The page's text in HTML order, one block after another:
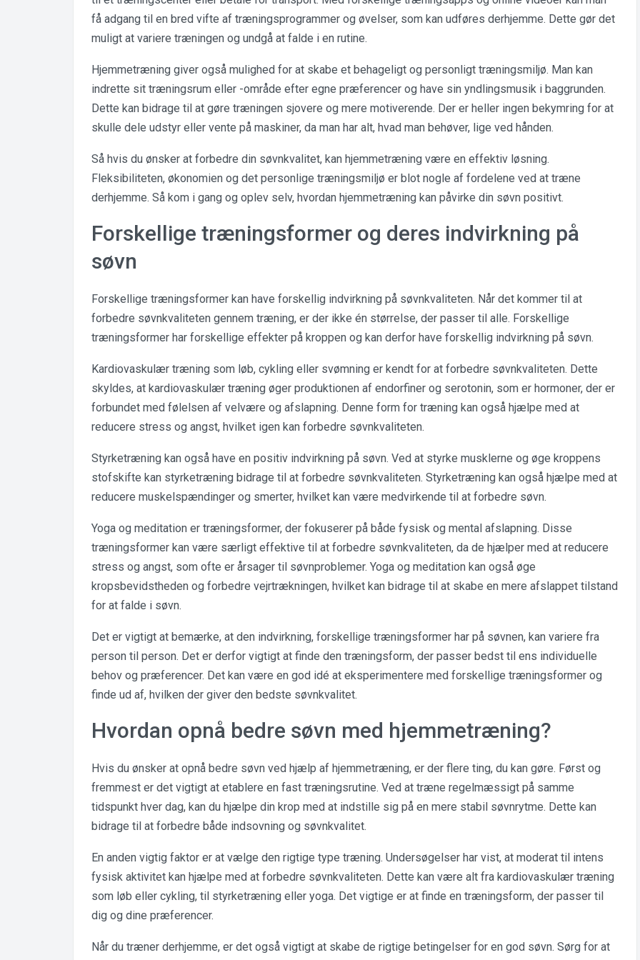
få adgang til en bred vifte af træningsprogrammer og øvelser, som kan udføres derhjemme. Dette gør det
muligt at variere træningen og undgå at falde i en rutine.
Hjemmetræning giver også mulighed for at skabe et behageligt og personligt træningsmiljø. Man kan
indrette sit træningsrum eller -område efter egne præferencer og have sin yndlingsmusik i baggrunden.
Dette kan bidrage til at gøre træningen sjovere og mere motiverende. Der er heller ingen bekymring for at
skulle dele udstyr eller vente på maskiner, da man har alt, hvad man behøver, lige ved hånden.
Så hvis du ønsker at forbedre din søvnkvalitet, kan hjemmetræning være en effektiv løsning.
Fleksibiliteten, økonomien og det personlige træningsmiljø er blot nogle af fordelene ved at træne
derhjemme. Så kom i gang og oplev selv, hvordan hjemmetræning kan påvirke din søvn positivt.
Forskellige træningsformer og deres indvirkning på
søvn
Forskellige træningsformer kan have forskellig indvirkning på søvnkvaliteten. Når det kommer til at
forbedre søvnkvaliteten gennem træning, er der ikke én størrelse, der passer til alle. Forskellige
træningsformer har forskellige effekter på kroppen og kan derfor have forskellig indvirkning på søvn.
Kardiovaskulær træning som løb, cykling eller svømning er kendt for at forbedre søvnkvaliteten. Dette
skyldes, at kardiovaskulær træning øger produktionen af endorfiner og serotonin, som er hormoner, der er
forbundet med følelsen af velvære og afslapning. Denne form for træning kan også hjælpe med at
reducere stress og angst, hvilket igen kan forbedre søvnkvaliteten.
Styrketræning kan også have en positiv indvirkning på søvn. Ved at styrke musklerne og øge kroppens
stofskifte kan styrketræning bidrage til at forbedre søvnkvaliteten. Styrketræning kan også hjælpe med at
reducere muskelspændinger og smerter, hvilket kan være medvirkende til at forbedre søvn.
Yoga og meditation er træningsformer, der fokuserer på både fysisk og mental afslapning. Disse
træningsformer kan være særligt effektive til at forbedre søvnkvaliteten, da de hjælper med at reducere
stress og angst, som ofte er årsager til søvnproblemer. Yoga og meditation kan også øge
kropsbevidstheden og forbedre vejrtrækningen, hvilket kan bidrage til at skabe en mere afslappet tilstand
for at falde i søvn.
Det er vigtigt at bemærke, at den indvirkning, forskellige træningsformer har på søvnen, kan variere fra
person til person. Det er derfor vigtigt at finde den træningsform, der passer bedst til ens individuelle
behov og præferencer. Det kan være en god idé at eksperimentere med forskellige træningsformer og
finde ud af, hvilken der giver den bedste søvnkvalitet.
Hvordan opnå bedre søvn med hjemmetræning?
Hvis du ønsker at opnå bedre søvn ved hjælp af hjemmetræning, er der flere ting, du kan gøre. Først og
fremmest er det vigtigt at etablere en fast træningsrutine. Ved at træne regelmæssigt på samme
tidspunkt hver dag, kan du hjælpe din krop med at indstille sig på en mere stabil søvnrytme. Dette kan
bidrage til at forbedre både indsovning og søvnkvalitet.
En anden vigtig faktor er at vælge den rigtige type træning. Undersøgelser har vist, at moderat til intens
fysisk aktivitet kan hjælpe med at forbedre søvnkvaliteten. Dette kan være alt fra kardiovaskulær træning
som løb eller cykling, til styrketræning eller yoga. Det vigtige er at finde en træningsform, der passer til
dig og dine præferencer.
Når du træner derhjemme, er det også vigtigt at skabe de rigtige betingelser for en god søvn. Sørg for at